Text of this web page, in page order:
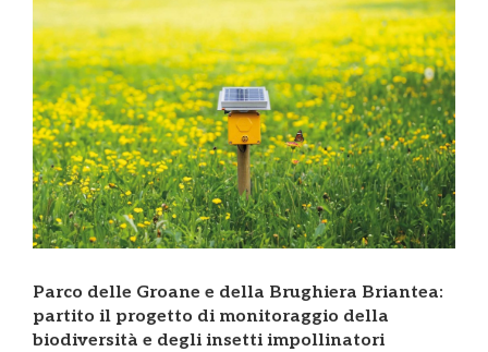
Parco delle Groane e della Brughiera Briantea:
partito il progetto di monitoraggio della
biodiversità e degli insetti impollinatori